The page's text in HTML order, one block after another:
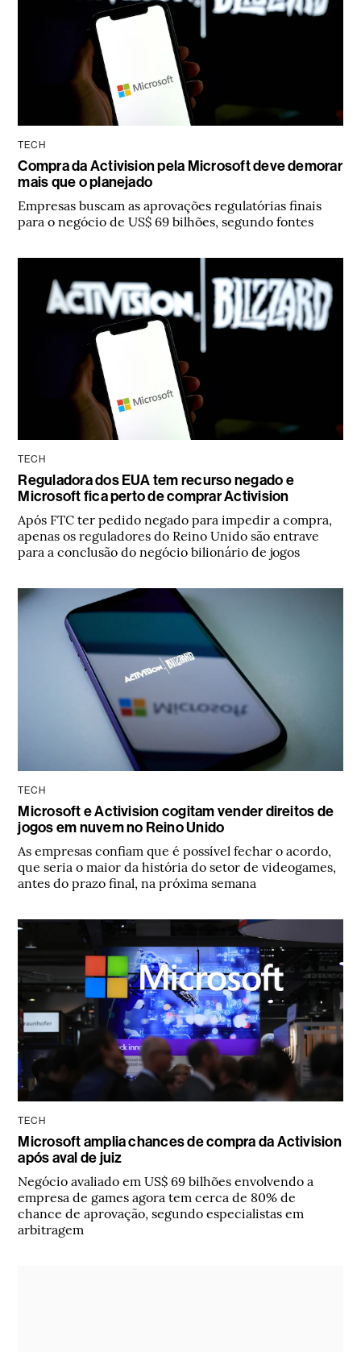
TECH
Compra da Activision pela Microsoft deve demorar
mais que o planejado
Empresas buscam as aprovações regulatórias finais
para o negócio de US$ 69 bilhões, segundo fontes
TECH
Reguladora dos EUA tem recurso negado e
Microsoft fica perto de comprar Activision
Após FTC ter pedido negado para impedir a compra,
apenas os reguladores do Reino Unido são entrave
para a conclusão do negócio bilionário de jogos
TECH
Microsoft e Activision cogitam vender direitos de
jogos em nuvem no Reino Unido
As empresas confiam que é possível fechar o acordo,
que seria o maior da história do setor de videogames,
antes do prazo final, na próxima semana
TECH
Microsoft amplia chances de compra da Activision
após aval de juiz
Negócio avaliado em US$ 69 bilhões envolvendo a
empresa de games agora tem cerca de 80% de
chance de aprovação, segundo especialistas em
arbitragem